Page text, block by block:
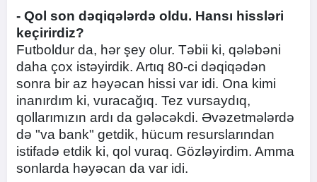
- Qol son dəqiqələrdə oldu. Hansı hissləri
keçirirdiz?
Futboldur da, hər şey olur. Təbii ki, qələbəni
daha çox istəyirdik. Artıq 80-ci dəqiqədən
sonra bir az həyəcan hissi var idi. Ona kimi
inanırdım ki, vuracağıq. Tez vursaydıq,
qollarımızın ardı da gələcəkdi. Əvəzetmələrdə
də "va bank" getdik, hücum resurslarından
istifadə etdik ki, qol vuraq. Gözləyirdim. Amma
sonlarda həyəcan da var idi.